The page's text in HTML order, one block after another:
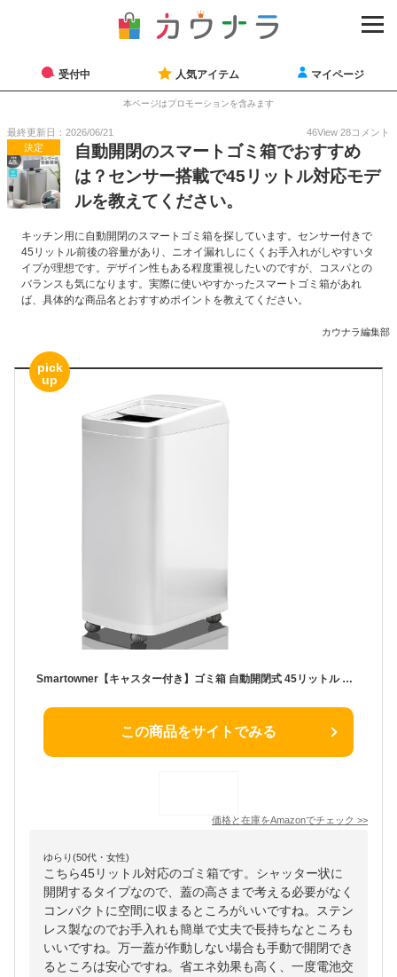
受付中 人気アイテム マイページ
本ページはプロモーションを含みます
最終更新日：2026/06/21 46View 28コメント
決定
自動開閉のスマートゴミ箱でおすすめ
は？センサー搭載で45リットル対応モデ
ルを教えてください。
キッチン用に自動開閉のスマートゴミ箱を探しています。センサー付きで
45リットル前後の容量があり、ニオイ漏れしにくくお手入れがしやすいタ
イプが理想です。デザイン性もある程度重視したいのですが、コスパとの
バランスも気になります。実際に使いやすかったスマートゴミ箱があれ
ば、具体的な商品名とおすすめポイントを教えてください。
カウナラ編集部
pick
up
Smartowner【キャスター付き】ゴミ箱 自動開閉式 45リットル 対応 ロールオン式 （大容量/45Lゴミ袋使用可能）デュアルモード 知覚距離の調整 スリム 静音 ステンレス製 お手入れ簡単 ゴミ袋のずれ・漏れを防ぐ （特許取得の待機電力省エネ技術により/最大365日使用可能 (ホワイト, 45L)
この商品をサイトでみる
価格と在庫をAmazonでチェック >>
ゆらり(50代・女性)
こちら45リットル対応のゴミ箱です。シャッター状に
開閉するタイプなので、蓋の高さまで考える必要がなく
コンパクトに空間に収まるところがいいですね。ステン
レス製なのでお手入れも簡単で丈夫で長持ちなところも
いいですね。万一蓋が作動しない場合も手動で開閉でき
るところは安心ですね。省エネ効果も高く、一度電池交